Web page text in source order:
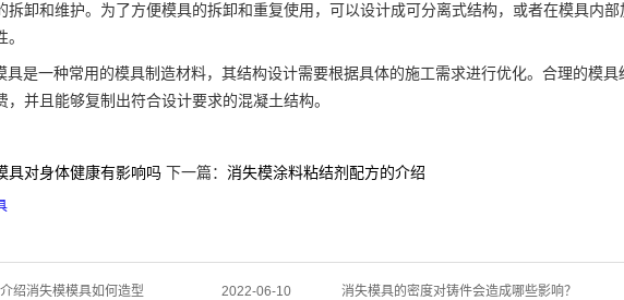
和维护。为了方便模具的拆卸和重复使用，可以设计成可分离式结构，或者在模具内部
一种常用的模具制造材料，其结构设计需要根据具体的施工需求进行优化。合理的模具
，并且能够复制出符合设计要求的混凝土结构。
具对身体健康有影响吗 下一篇： 消失模涂料粘结剂配方的介绍
2022-06-10
绍消失模模具如何造型 消失模具的密度对铸件会造成哪些影响？